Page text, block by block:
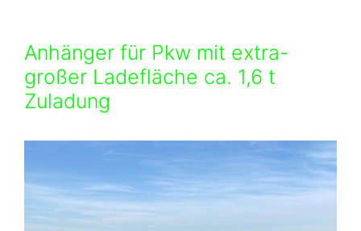
Anhänger für Pkw mit extra-
großer Ladefläche ca. 1,6 t
Zuladung